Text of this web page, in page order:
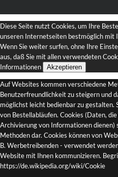
Diese Seite nutzt Cookies, um Ihre
unseren Internetseiten bestmöglich mit
Wenn Sie weiter surfen, ohne Ihre
aus, daß Sie mit allen verwendeten
Informationen
Akzeptieren
Auf Websites kommen verschiedene
Benutzerfreundlichkeit zu steigern und
möglichst leicht bedienbar zu gestalten.
von Bestellabläufen. Cookies (Daten,
Archivierung von Informationen
Methoden dar. Cookies können von
B. Werbetreibenden - verwendet
Website mit Ihnen kommunizieren.
https://de.wikipedia.org/wiki/Cookie